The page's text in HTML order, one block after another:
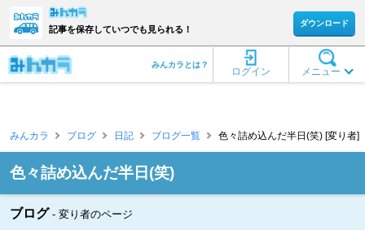
記事を保存していつでも見られる！
ダウンロード
メニュー
ログイン
みんカラとは？
みんカラ ブログ 日記 ブログ一覧 色々詰め込んだ半日(笑) [変り者]
色々詰め込んだ半日(笑)
ブログ 変り者のページ